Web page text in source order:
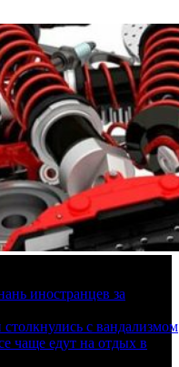
иностранцев за
с вандализмом
чаще едут на отдых в